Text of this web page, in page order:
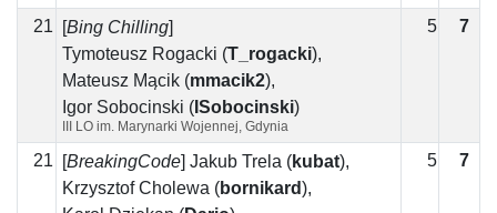
21 [Bing Chilling]
Tymoteusz Rogacki (T_rogacki),
Mateusz Mącik (mmacik2),
Igor Sobocinski ( ISobocinski)
III LO im. Marynarki Wojennej, Gdynia
5 7
21 [BreakingCode] Jakub Trela (kubat),
Krzysztof Cholewa (bornikard),
5 7